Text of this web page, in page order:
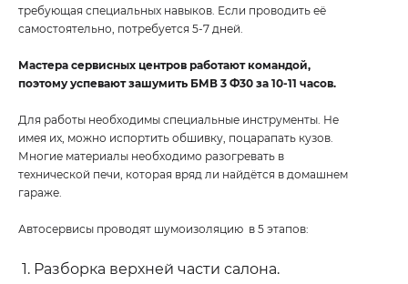
требующая специальных навыков. Если проводить её
самостоятельно, потребуется 5-7 дней.
Мастера сервисных центров работают командой,
поэтому успевают зашумить БМВ 3 Ф30 за 10-11 часов.
Для работы необходимы специальные инструменты. Не
имея их, можно испортить обшивку, поцарапать кузов.
Многие материалы необходимо разогревать в
технической печи, которая вряд ли найдётся в домашнем
гараже.
Автосервисы проводят шумоизоляцию в 5 этапов:
Разборка верхней части салона.